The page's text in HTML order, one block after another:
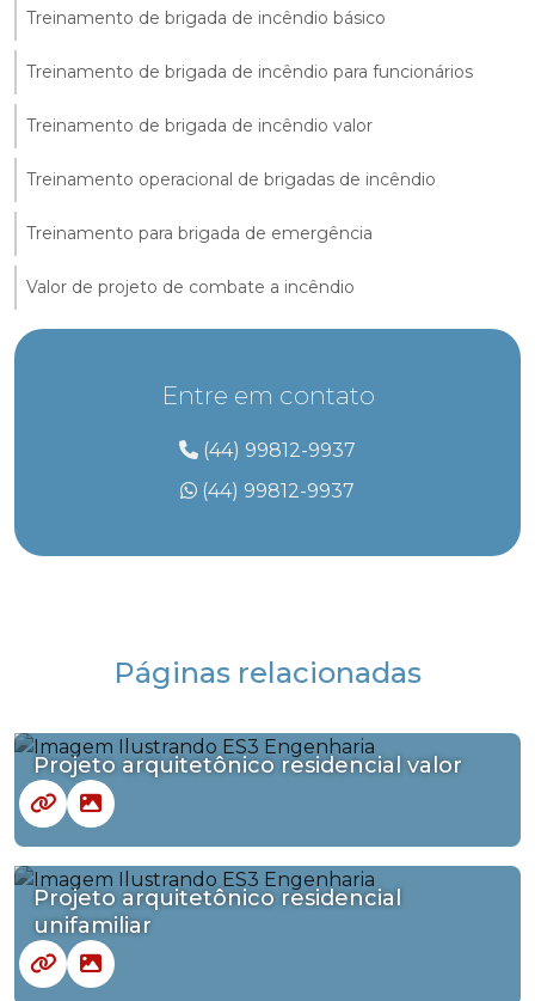
Treinamento de brigada de incêndio básico
Treinamento de brigada de incêndio para funcionários
Treinamento de brigada de incêndio valor
Treinamento operacional de brigadas de incêndio
Treinamento para brigada de emergência
Valor de projeto de combate a incêndio
Entre em contato
(44) 99812-9937
(44) 99812-9937
Páginas relacionadas
Projeto arquitetônico residencial valor
Projeto arquitetônico residencial
unifamiliar